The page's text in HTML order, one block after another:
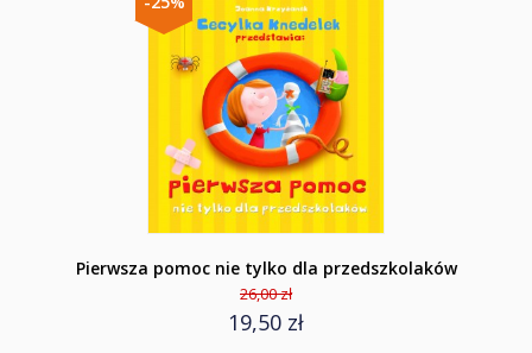
Pierwsza pomoc nie tylko dla przedszkolaków
26,00 zł
19,50 zł